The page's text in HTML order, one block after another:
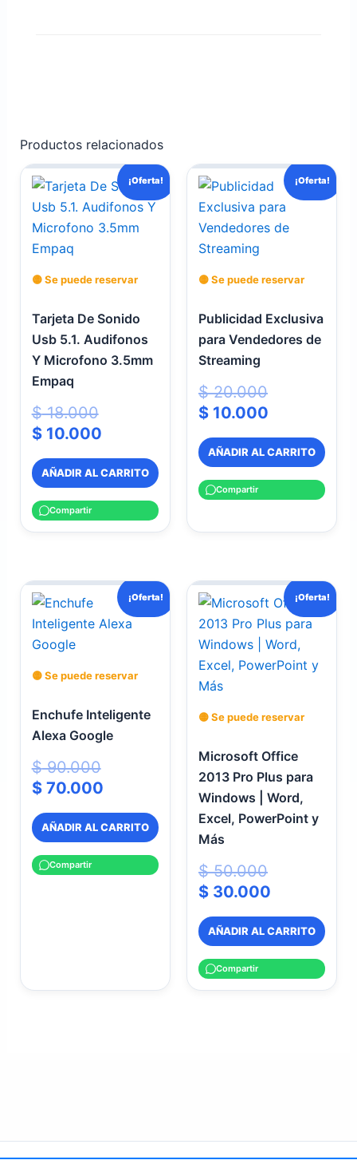
Productos relacionados
¡Oferta!
🟡 Se puede reservar
Tarjeta De Sonido
Usb 5.1. Audifonos
Y Microfono 3.5mm
Empaq
$18.000
El
precio
original
era:
$10.000
El
precio
actual
es:
AÑADIR AL CARRITO
Compartir
¡Oferta!
🟡 Se puede reservar
Publicidad Exclusiva
para Vendedores de
Streaming
$20.000
El
precio
original
era:
$ 10.000
El
precio
actual
es:
AÑADIR AL CARRITO
Compartir
¡Oferta!
🟡 Se puede reservar
Enchufe Inteligente
Alexa Google
$90.000
El
precio
original
$ 90.000.
$70.000
El
precio
actual
$ 70.000.
AÑADIR AL CARRITO
Compartir
¡Oferta!
🟡 Se puede reservar
Microsoft Office
2013 Pro Plus para
Windows | Word,
Excel, PowerPoint y
Más
$50.000
El
precio
original
era:
$ 50.000.
$ 30.000
El
precio
actual
es:
$ 30.000.
AÑADIR AL CARRITO
Compartir